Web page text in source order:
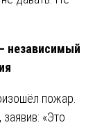
независимый
пожар.
«Это